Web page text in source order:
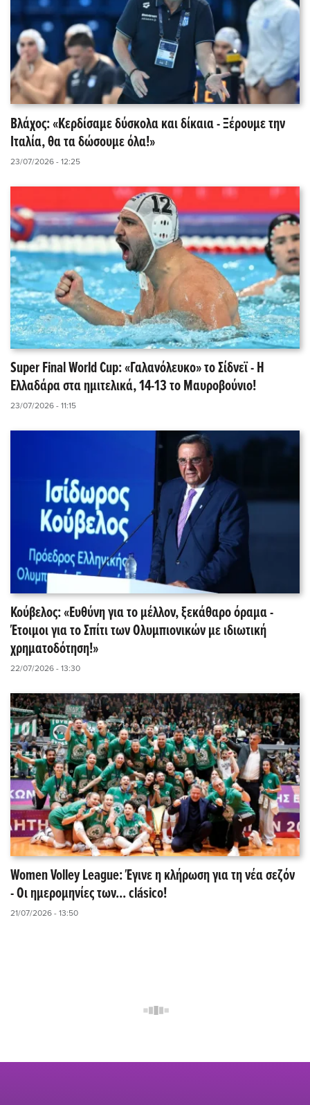
Βλάχος: «Κερδίσαμε δύσκολα και δίκαια - Ξέρουμε την
Ιταλία, θα τα δώσουμε όλα!»
23/07/2026 - 12:25
Super Final World Cup: «Γαλανόλευκο» το Σίδνεϊ - Η
Ελλαδάρα στα ημιτελικά, 14-13 το Μαυροβούνιο!
23/07/2026 - 11:15
Κούβελος: «Ευθύνη για το μέλλον, ξεκάθαρο όραμα -
Έτοιμοι για το Σπίτι των Ολυμπιονικών με ιδιωτική
χρηματοδότηση!»
22/07/2026 - 13:30
Women Volley League: Έγινε η κλήρωση για τη νέα σεζόν
- Οι ημερομηνίες των... clásico!
21/07/2026 - 13:50